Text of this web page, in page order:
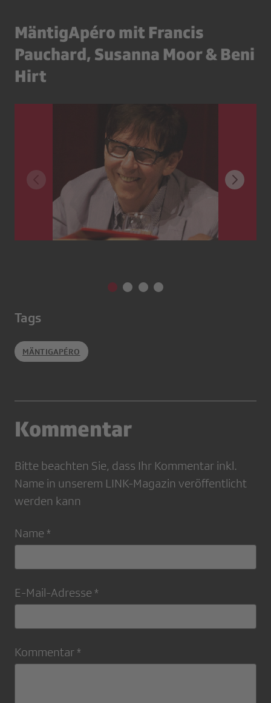
MäntigApéro mit Francis
Pauchard, Susanna Moor & Beni
Hirt
Tags
MÄNTIGAPÉRO
Kommentar
Bitte beachten Sie, dass Ihr Kommentar inkl.
Name in unserem LINK-Magazin veröffentlicht
werden kann
Name *
E-Mail-Adresse *
Kommentar *